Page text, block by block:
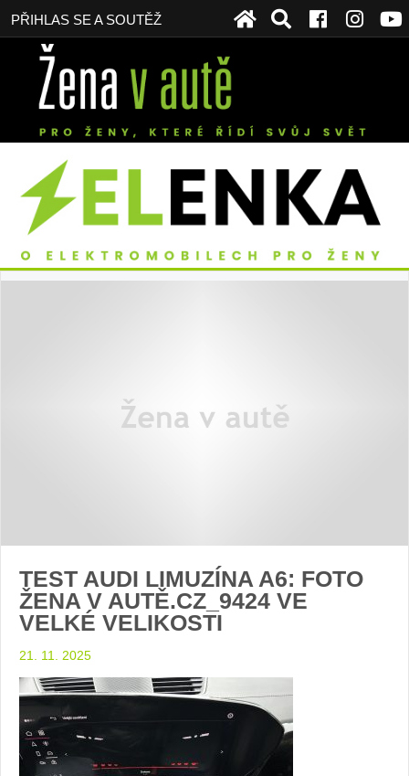
PŘIHLAS SE A SOUTĚŽ
TEST AUDI LIMUZÍNA A6: FOTO
ŽENA V AUTĚ.CZ_9424 VE
VELKÉ VELIKOSTI
21. 11. 2025